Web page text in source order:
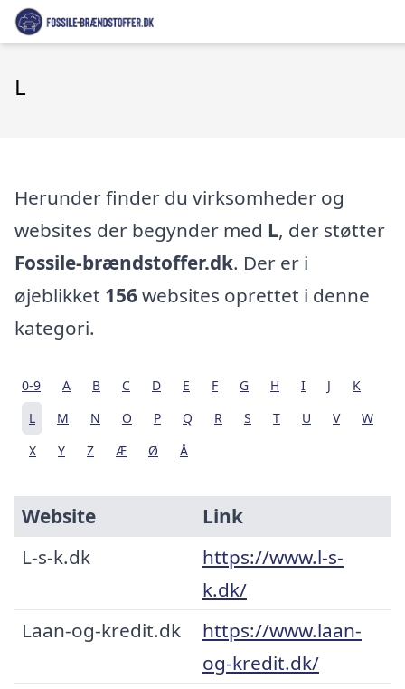
L
Herunder finder du virksomheder og
websites der begynder med L, der støtter
Fossile-brændstoffer.dk. Der er i
øjeblikket 156websites oprettet i denne
kategori.
0-9 A B C D E F G H I J
K
L
M N O P Q R S T U V
W
X
Y Z Æ Ø Å
Website
Link
L-s-k.dk
https://www.l-s-
k.dk/
Laan-og-kredit.dk
https://www.laan-
og-kredit.dk/